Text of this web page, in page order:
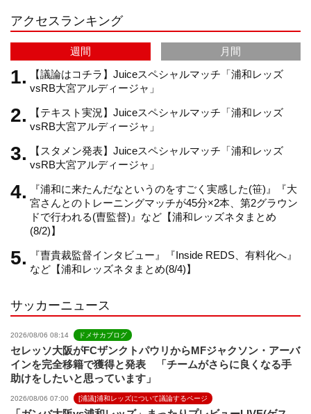
a
m
C
h
a
n
アクセスランキング
週間
月間
【議論はコチラ】Juiceスペシャルマッチ「浦和レッズ
vsRB大宮アルディージャ」
【テキスト実況】Juiceスペシャルマッチ「浦和レッズ
vsRB大宮アルディージャ」
【スタメン発表】Juiceスペシャルマッチ「浦和レッズ
vsRB大宮アルディージャ」
『浦和に来たんだなというのをすごく実感した(笹)』『大
宮さんとのトレーニングマッチが45分×2本、第2グラウン
ドで行われる(曺監督)』など【浦和レッズネタまとめ
(8/2)】
『曺貴裁監督インタビュー』『Inside REDS、有料化へ』
など【浦和レッズネタまとめ(8/4)】
サッカーニュース
2026/08/06 08:14 ドメサカブログ
セレッソ大阪がFCザンクトパウリからMFジャクソン・アーバ
インを完全移籍で獲得と発表 「チームがさらに良くなる手
助けをしたいと思っています」
2026/08/06 07:00 [浦議]浦和レッズについて議論するページ